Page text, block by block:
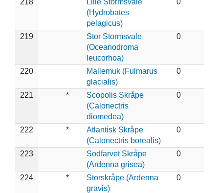
(Hydrobates
pelagicus)
219
Stor Stormsvale
(Oceanodroma
leucorhoa)
0
220
Mallemuk (Fulmarus
glacialis)
0
221 *
Scopolis Skråpe
(Calonectris
diomedea)
0
222 *
Atlantisk Skråpe
(Calonectris borealis)
0
223
Sodfarvet Skråpe
(Ardenna grisea)
0
224 *
Storskråpe (Ardenna
gravis)
0